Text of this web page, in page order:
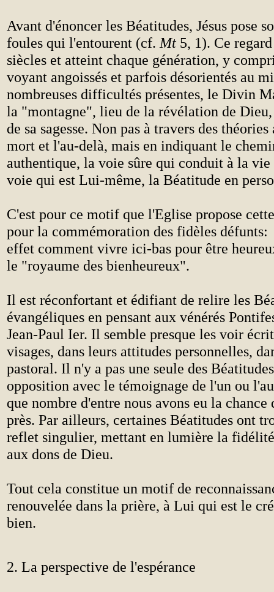
Avant d'énoncer les Béatitudes, Jésus pose
foules qui l'entourent (cf. Mt 5, 1). Ce
siècles et atteint chaque génération, y
voyant angoissés et parfois désorientés au
nombreuses difficultés présentes, le Divin
la "montagne", lieu de la révélation de
de sa sagesse. Non pas à travers des
mort et l'au-delà, mais en indiquant le
authentique, la voie sûre qui conduit à la
voie qui est Lui-même, la Béatitude en
C'est pour ce motif que l'Eglise propose
pour la commémoration des fidèles
effet comment vivre ici-bas pour être
le "royaume des bienheureux".
Il est réconfortant et édifiant de relire les
évangéliques en pensant aux vénérés
Jean-Paul Ier. Il semble presque les voir
visages, dans leurs attitudes personnelles,
pastoral. Il n'y a pas une seule des
opposition avec le témoignage de l'un ou
que nombre d'entre nous avons eu la chance
près. Par ailleurs, certaines Béatitudes ont
reflet singulier, mettant en lumière la
aux dons de Dieu.
Tout cela constitue un motif de
renouvelée dans la prière, à Lui qui est le
bien.
2. La perspective de l'espérance